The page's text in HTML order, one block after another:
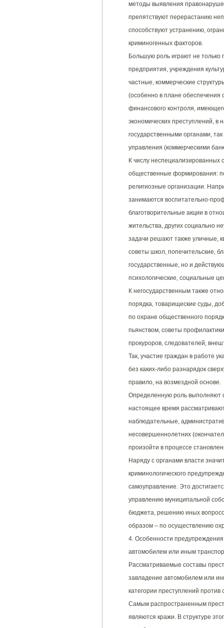
методы выявления
препятствуют перерастанию
способствуют устранению,
криминогенных факторов.
Большую роль играют не
предприятия, учреждения
частные, коммерческие
(особенно в плане обеспечения
финансового контроля,
экономических преступлений, в
государственными органами,
управления (коммерческими
К числу неспециализированных
общественные формирования:
религиозные организации.
занимаются воспитательно-
благотворительные акции в
жительства, других социально
задачи решают также уличные,
советы школ, попечительские,
государственные, но и
психологические, социальные
К негосударственным также
порядка, товарищеские суды,
по охране общественного
пьянством, советы
прокуроров, следователей,
Так, участие граждан в работе
без каких-либо разнарядок
правило, на возмездной основе.
Определенную роль выполняют
настоящее время
наблюдательные,
несовершеннолетних
произойти в процессе
Наряду с органами власти
криминологического
самоуправление. Это
управлению муниципальной
бюджета, решению иных
образом – по осуществлению
4. Особенности
автомобилем или иным
Рассматриваемые составы
завладение автомобилем или
категории преступлений против
Самым распространенным
являются кражи. В структуре